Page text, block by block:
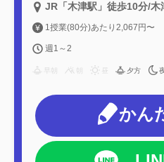
JR「木津駅」徒歩10分/木
1授業(80分)あたり2,067円〜
週1～2
早朝 夕方
かん